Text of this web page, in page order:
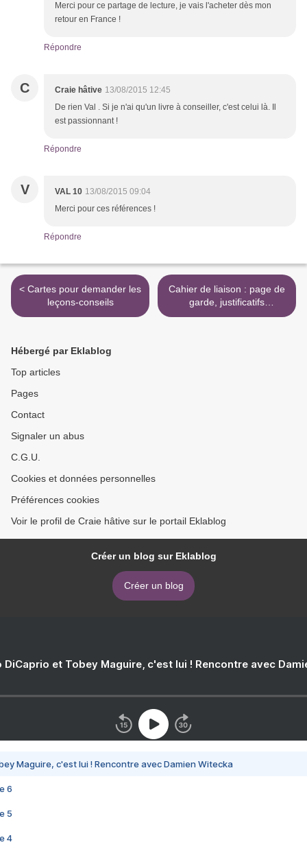
Merci pour ce partage de lecture, je vais l'acheter dès mon
retour en France !
Répondre
C Craie hâtive 13/08/2015 12:45
De rien Val . Si je n'ai qu'un livre à conseiller, c'est celui là. Il
est passionnant !
Répondre
V VAL 10 13/08/2015 09:04
Merci pour ces références !
Répondre
< Cartes pour demander les
leçons-conseils
Cahier de liaison : page de
garde, justificatifs
d'absences et autres
Hébergé par Eklablog
Top articles
Pages
Contact
Signaler un abus
C.G.U.
Cookies et données personnelles
Préférences cookies
Voir le profil de Craie hâtive sur le portail Eklablog
Créer un blog sur Eklablog
Créer un blog
DiCaprio et Tobey Maguire, c'est lui ! Rencontre avec
Maguire, c'est lui ! Rencontre avec Damien Witecka
6
5
4